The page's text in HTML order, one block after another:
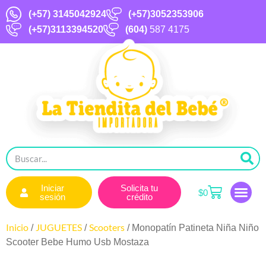
(+57) 3145042924
(+57)3052353906
(+57)3113394520
(604) 587 4175
Iniciar
sesión
Solicita tu
crédito
$0
Inicio / JUGUETES /Scooters / Monopatín Patineta Niña Niño
Scooter Bebe Humo Usb Mostaza